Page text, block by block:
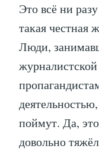
Это всё ни
такая честная
Люди,
поймут. Да,
довольно